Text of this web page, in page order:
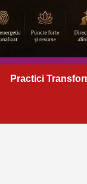
Practici